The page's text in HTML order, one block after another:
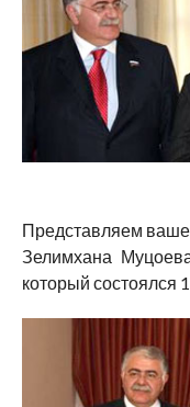
Представляем
Зелимхана
который состоялся